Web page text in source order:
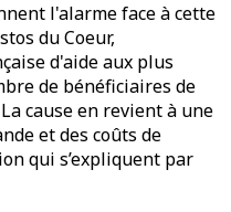
l'alarme face à cette
du Coeur,
d'aide aux plus
de bénéficiaires de
cause en revient à une
et des coûts de
qui s’expliquent par